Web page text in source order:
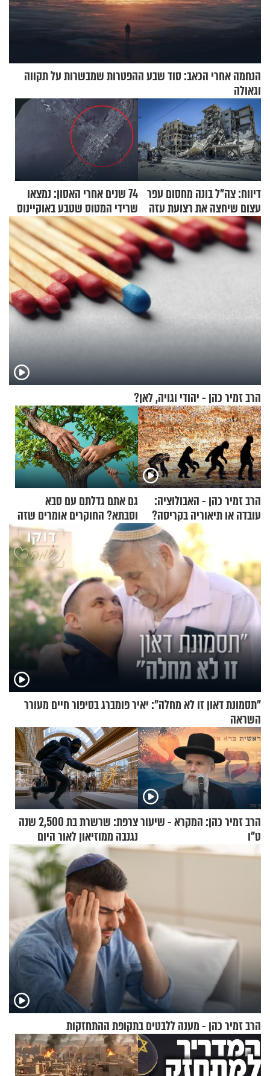
הנחמה אחרי הכאב: סוד שבע ההפטרות שמבשרות על תקווה
וגאולה
דיווח: צה"ל בונה מחסום עפר
עצום שיחצה את רצועת עזה
לשניים
74 שנים אחרי האסון: נמצאו
שרידי המטוס שטבע באוקיינוס
עם עשרות נוסעים
הרב זמיר כהן - יהודי וגויה, לאן?
הרב זמיר כהן - האבולוציה:
עובדה או תיאוריה בקריסה?
גם אתם גדלתם עם סבא
וסבתא? החוקרים אומרים שזה
מתכון מנצח
"תסמונת דאון זו לא מחלה": יאיר פומברג בסיפור חיים מעורר
השראה
הרב זמיר כהן: המקרא - שיעור
ט"ו
צרפת: שרשרת בת 2,500 שנה
נגנבה ממוזיאון לאור היום
הרב זמיר כהן - מענה ללבטים בתקופת ההתחזקות